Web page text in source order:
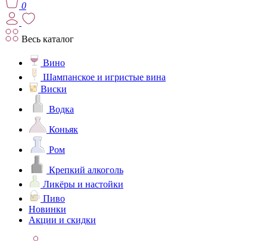
0
Весь каталог
Вино
Шампанское и игристые вина
Виски
Водка
Коньяк
Ром
Крепкий алкоголь
Ликёры и настойки
Пиво
Новинки
Акции и скидки